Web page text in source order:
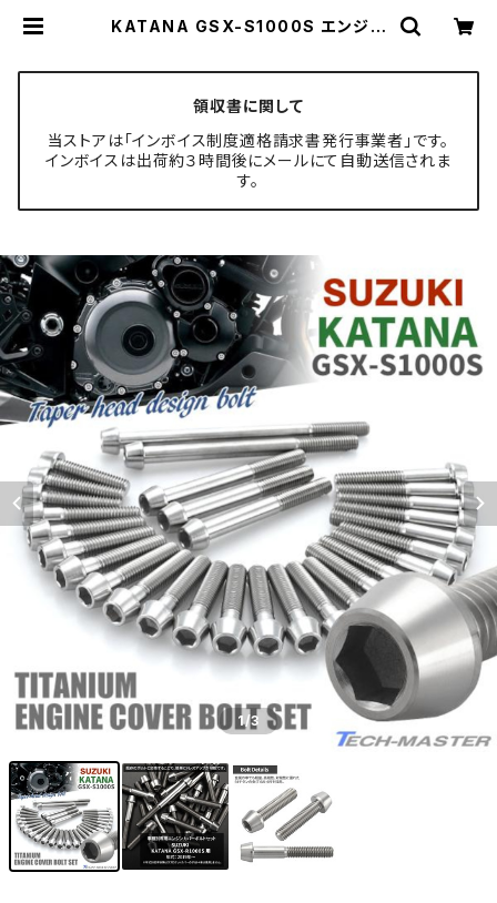
KATANA GSX-S1000S エンジン
カラー JA9076 | TECH-MASTE
R ボルト専門店
領収書に関して
当ストアは「インボイス制度適格請求書発行事業者」です。
インボイスは出荷約３時間後にメールにて自動送信されま
す。
1/3